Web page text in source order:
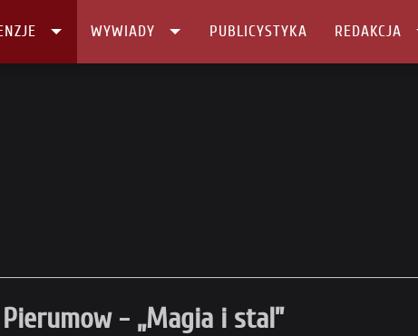
WYWIADY PUBLICYSTYKA REDAKCJA
- „Magia i stal”